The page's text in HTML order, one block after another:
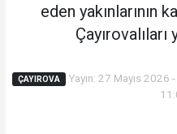
eden yakınlarının
Çayırovalıları
ÇAYIROVA Yayın: 27 Mayıs 2026